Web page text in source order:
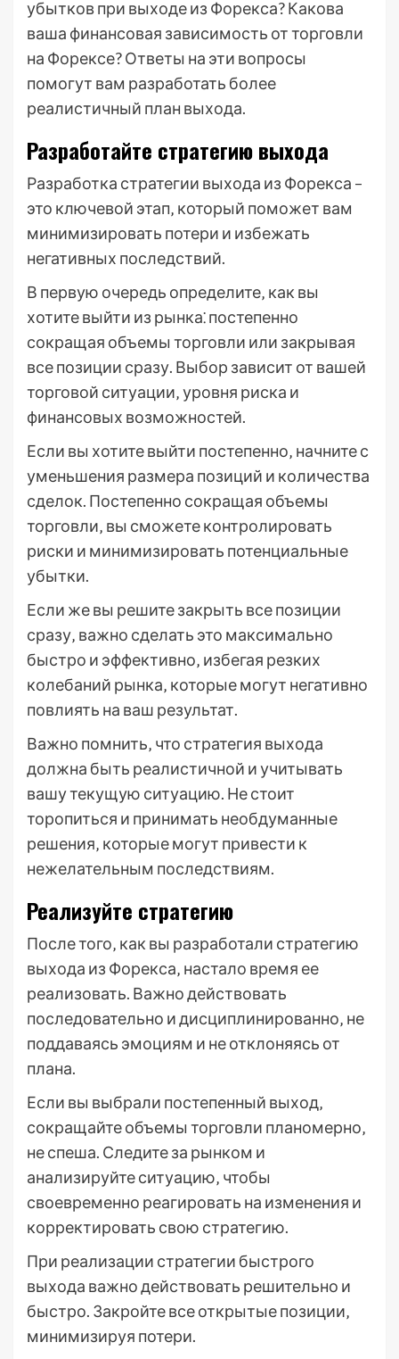
убытков при выходе из Форекса? Какова
ваша финансовая зависимость от торговли
на Форексе? Ответы на эти вопросы
помогут вам разработать более
реалистичный план выхода.
Разработайте стратегию выхода
Разработка стратегии выхода из Форекса –
это ключевой этап‚ который поможет вам
минимизировать потери и избежать
негативных последствий.
В первую очередь определите‚ как вы
хотите выйти из рынка⁚ постепенно
сокращая объемы торговли или закрывая
все позиции сразу. Выбор зависит от вашей
торговой ситуации‚ уровня риска и
финансовых возможностей.
Если вы хотите выйти постепенно‚ начните с
уменьшения размера позиций и количества
сделок. Постепенно сокращая объемы
торговли‚ вы сможете контролировать
риски и минимизировать потенциальные
убытки.
Если же вы решите закрыть все позиции
сразу‚ важно сделать это максимально
быстро и эффективно‚ избегая резких
колебаний рынка‚ которые могут негативно
повлиять на ваш результат.
Важно помнить‚ что стратегия выхода
должна быть реалистичной и учитывать
вашу текущую ситуацию. Не стоит
торопиться и принимать необдуманные
решения‚ которые могут привести к
нежелательным последствиям.
Реализуйте стратегию
После того‚ как вы разработали стратегию
выхода из Форекса‚ настало время ее
реализовать. Важно действовать
последовательно и дисциплинированно‚ не
поддаваясь эмоциям и не отклоняясь от
плана.
Если вы выбрали постепенный выход‚
сокращайте объемы торговли планомерно‚
не спеша. Следите за рынком и
анализируйте ситуацию‚ чтобы
своевременно реагировать на изменения и
корректировать свою стратегию.
При реализации стратегии быстрого
выхода важно действовать решительно и
быстро. Закройте все открытые позиции‚
минимизируя потери.